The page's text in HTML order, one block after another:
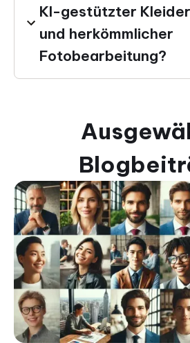
KI-gestützter
und herkömmlicher
Fotobearbeitung?